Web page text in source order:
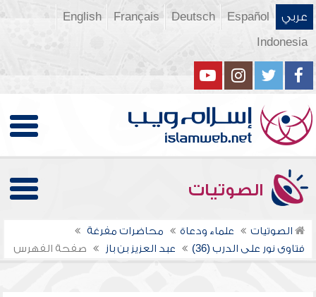
عربي Español
Deutsch
Français
English
Indonesia
الصوتيات
الصوتيات علماء ودعاة
محاضرات مفرغة
فتاوى نور على الدرب (36)
عبد العزيز بن باز صفحة الفهرس